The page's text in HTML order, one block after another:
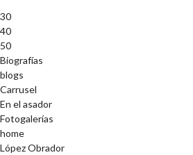
30
40
50
Biografías
blogs
Carrusel
En el asador
Fotogalerías
home
López Obrador